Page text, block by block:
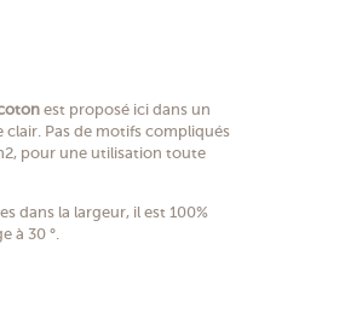
est proposé ici dans un
Pas de motifs compliqués
pour une utilisation toute
dans la largeur, il est 100%
à 30 °.